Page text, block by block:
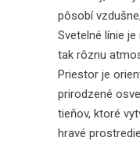
pôsobí
Svetelné línie
tak rôznu
Priestor je
prirodzené
tieňov, ktoré
hravé